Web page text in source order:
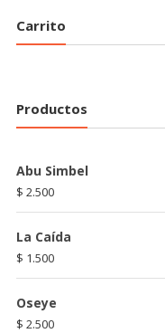
Carrito
Productos
Abu Simbel
$ 2.500
La Caída
$ 1.500
Oseye
$ 2.500